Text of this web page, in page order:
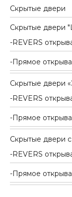
Скрытые двери
Скрытые двери
REVERS
Прямое
Скрытые двери
REVERS
Прямое
Скрытые двери
REVERS
Прямое